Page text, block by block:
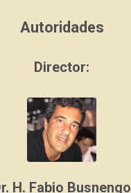
Autoridades
Director:
H. Fabio Busnengo